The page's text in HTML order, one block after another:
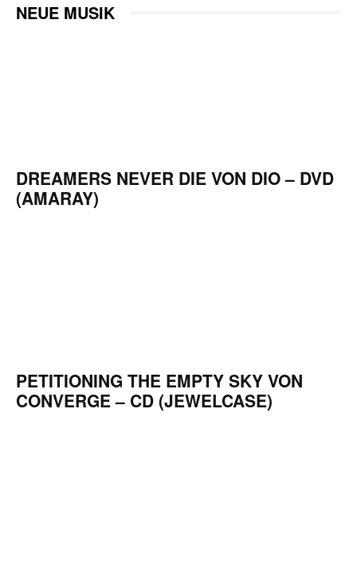
NEUE MUSIK
DREAMERS NEVER DIE VON DIO – DVD
(AMARAY)
PETITIONING THE EMPTY SKY VON
CONVERGE – CD (JEWELCASE)